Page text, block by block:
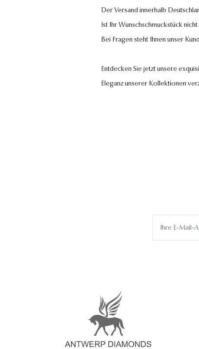
Der Versand innerhalb
Ist Ihr Wunschschmuckstück
Bei Fragen steht Ihnen unser
Entdecken Sie jetzt unsere
Eleganz unserer Kollektionen